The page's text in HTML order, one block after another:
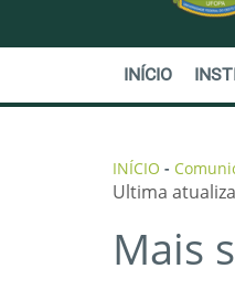
INÍCIO
INÍCIO -
Ultima
Mais